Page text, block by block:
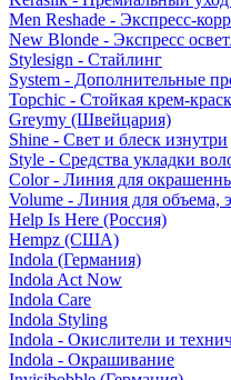
Men Reshade - Экспресс-
New Blonde - Экспресс
Stylesign - Стайлинг
System - Дополнительные
Topchic - Стойкая крем-
Greymy (Швейцария)
Shine - Свет и блеск изнутри
Style - Средства укладки
Color - Линия для
Volume - Линия для объема,
Help Is Here (Россия)
Hempz (США)
Indola (Германия)
Indola Act Now
Indola Care
Indola Styling
Indola - Окислители и
Indola - Окрашивание